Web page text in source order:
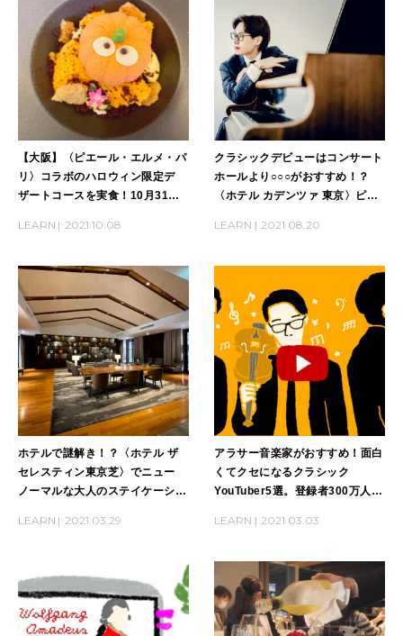
MAMA
ママもいろいろ
SUSTAINABLE
わたしができること
CULTURE
WORK&MONEY
いい人生って？
MAGAZINE
2026年9月号「北海道 おいしく遊ぶ、夏のご褒美旅。」
2026年8月号『お茶の時間です。』
2026年6月号「大銀座 トレンドが生まれる 新しい一流店へ。」
2026年5月号「“大好き”に出会いに。韓国」
FOLLOW US!
【大阪】〈ピエール・エルメ・パ
リ〉コラボのハロウィン限定デ
ザートコースを実食！10月31日
催中。
LEARN 2021.10.08
クラシックデビューはコンサート
ホールより○○○がおすすめ！？
〈ホテル カデンツァ 東京〉ピア
ポートをお届け。
LEARN 2021.08.20
ホテルで謎解き！？〈ホテル ザ
セレスティン東京芝〉でニュー
ノーマルな大人のステイケーショ
たエピローグの行方」
LEARN 2021.03.29
アラサー音楽家がおすすめ！面白
くてクセになるクラシック
YouTuber5選。登録者300万人超
LEARN 2021.03.03